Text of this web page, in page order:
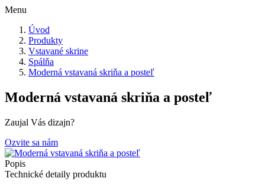
Menu
Úvod
Produkty
Vstavané skrine
Spálňa
Moderná vstavaná skriňa a posteľ
Moderná vstavaná skriňa a posteľ
Zaujal Vás dizajn?
Ozvite sa nám
Popis
Technické detaily produktu